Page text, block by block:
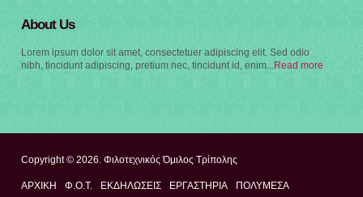
About Us
Lorem ipsum dolor sit amet, consectetuer adipiscing elit. Sed odio
nibh, tincidunt adipiscing, pretium nec, tincidunt id, enim...
Read more
Copyright © 2026. Φιλοτεχνικός Όμιλος Τρίπολης
ΑΡΧΙΚΉ Φ.Ο.Τ. ΕΚΔΗΛΩΣΕΙΣ ΕΡΓΑΣΤΗΡΙΑ ΠΟΛΥΜΈΣΑ